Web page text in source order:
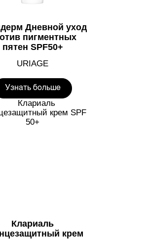
Дневной уход
пигментных
пятен SPF50+
URIAGE
Узнать больше
Клариаль
крем